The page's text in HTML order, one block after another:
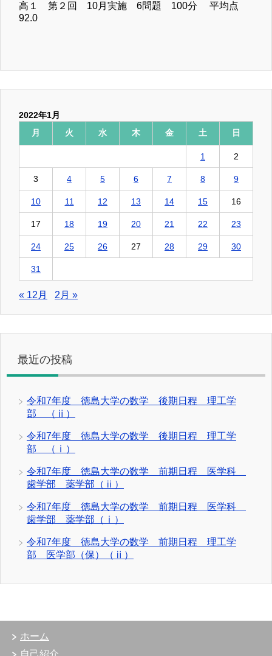
高１ 第２回 10月実施 6問題 100分 平均点
92.0
2022年1月
月
火 水 木 金 土 日
1 2
3 4 5 6 7 8 9
10 11 12 13 14 15 16
17 18 19 20 21 22 23
24 25 26 27 28 29 30
31
« 12月 2月 »
最近の投稿
令和7年度 徳島大学の数学 後期日程 理工学
部 （ⅱ）
令和7年度 徳島大学の数学 後期日程 理工学
部 （ⅰ）
令和7年度 徳島大学の数学 前期日程 医学科
歯学部 薬学部（ⅱ）
令和7年度 徳島大学の数学 前期日程 医学科
歯学部 薬学部（ⅰ）
令和7年度 徳島大学の数学 前期日程 理工学
部 医学部（保）（ⅱ）
ホーム